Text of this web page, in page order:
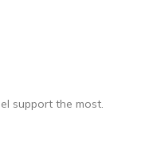
support the most.